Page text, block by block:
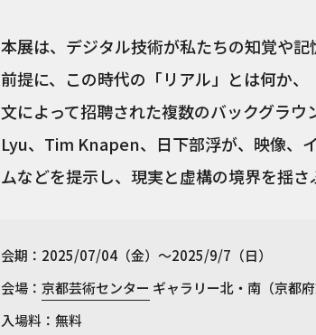
本展は、デジタル技術が私たちの知覚や
前提に、この時代の「リアル」とは何か
文によって招聘された複数のバックグラ
Lyu、Tim Knapen、日下部浮が、映像、
ムなどを提示し、現実と虚構の境界を揺さ
会期：2025/07/04（金）〜2025/9/7（日）
会場： 京都芸術センター ギャラリー北・南（京都
入場料：無料